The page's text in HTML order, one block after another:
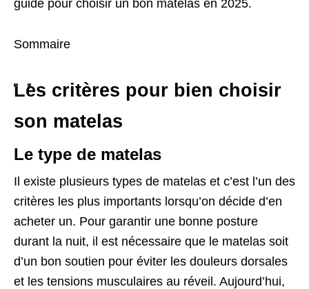
guide pour choisir un bon matelas en 2025.
Sommaire
Les critères pour bien choisir
son matelas
Le type de matelas
Il existe plusieurs types de matelas et c’est l’un des
critères les plus importants lorsqu’on décide d’en
acheter un. Pour garantir une bonne posture
durant la nuit, il est nécessaire que le matelas soit
d’un bon soutien pour éviter les douleurs dorsales
et les tensions musculaires au réveil. Aujourd’hui,